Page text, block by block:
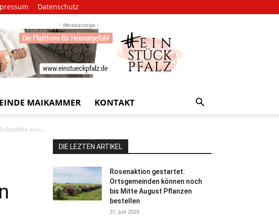
Datenschutz
- Werbeanzeige -
MAIKAMMER KONTAKT
vom...
DIE LEZTEN ARTIKEL
Rosenaktion gestartet:
Ortsgemeinden können noch
bis Mitte August Pflanzen
bestellen
31. Juli 2026